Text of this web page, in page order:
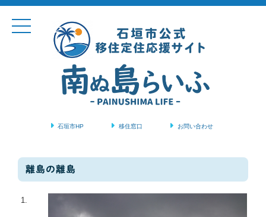
石垣市HP 移住窓口 お問い合わせ
コンテンツに移動
離島の離島